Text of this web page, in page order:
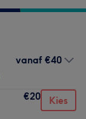
vanaf €40
€20 Kies